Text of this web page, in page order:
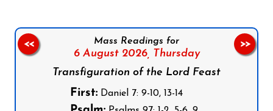
Mass Readings for
6 August 2026,
Thursday
Transfiguration of the Lord Feast
First:Daniel 7: 9-10, 13-14
<< >>